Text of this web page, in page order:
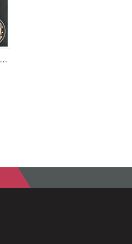
തൊല്‍കാപ്പിയം വ്യാകരണം അലങ്കാരം വൃത്തം